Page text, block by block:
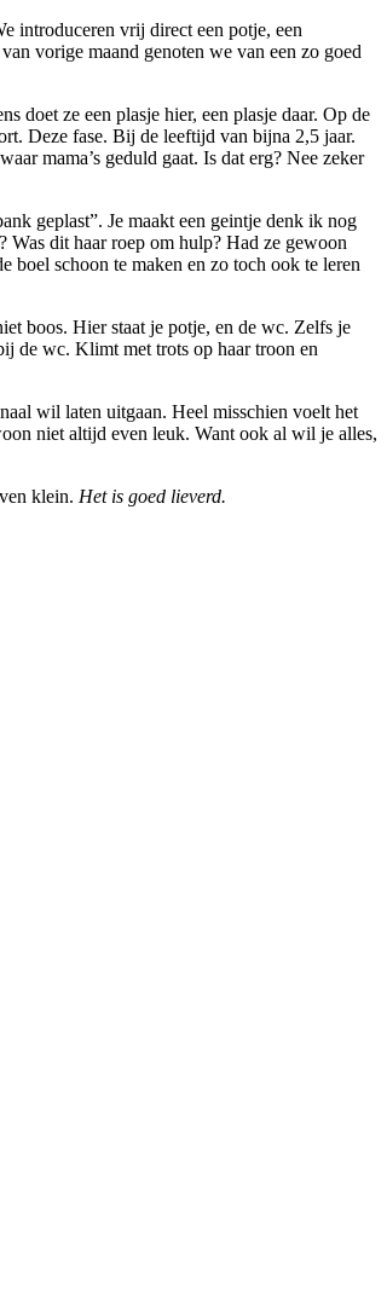
introduceren vrij direct een potje, een
vorige maand genoten we van een zo goed
doet ze een plasje hier, een plasje daar. Op de
Deze fase. Bij de leeftijd van bijna 2,5 jaar.
mama’s geduld gaat. Is dat erg? Nee zeker
geplast”. Je maakt een geintje denk ik nog
dit haar roep om hulp? Had ze gewoon
boel schoon te maken en zo toch ook te leren
boos. Hier staat je potje, en de wc. Zelfs je
de wc. Klimt met trots op haar troon en
wil laten uitgaan. Heel misschien voelt het
niet altijd even leuk. Want ook al wil je alles,
klein. Het is goed lieverd.